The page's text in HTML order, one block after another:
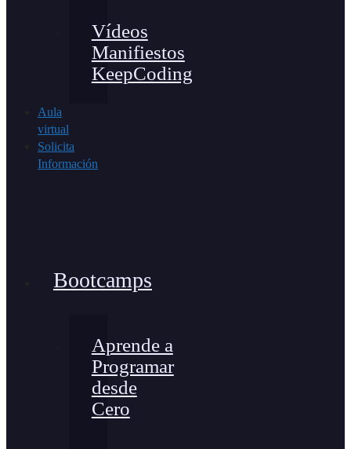
Vídeos
Manifiestos
KeepCoding
Aula
virtual
Solicita
Información
Bootcamps
Aprende a
Programar
desde
Cero